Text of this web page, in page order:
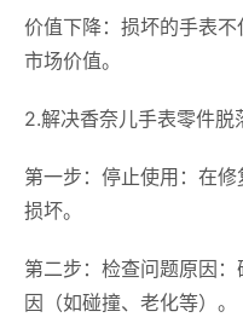
价值下降：损坏的手表
市场价值。
2.解决香奈儿手表零件脱
第一步：停止使用：在
损坏。
第二步：检查问题原因
因（如碰撞、老化等）。